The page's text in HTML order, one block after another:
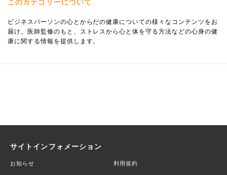
このカテゴリーについて
ビジネスパーソンの心とからだの健康についての様々なコンテンツをお
届け。医師監修のもと、ストレスから心と体を守る方法などの心身の健
康に関する情報を提供します。
サイトインフォメーション
お知らせ 利用規約